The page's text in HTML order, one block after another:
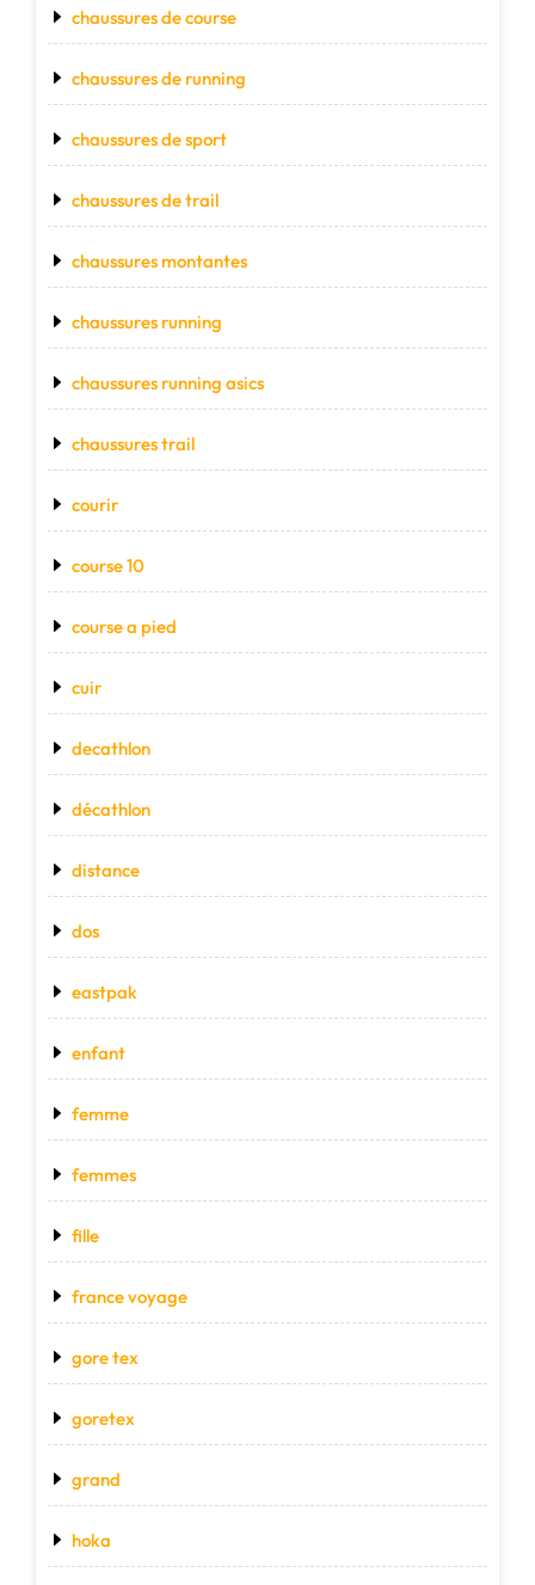
chaussures de course
chaussures de running
chaussures de sport
chaussures de trail
chaussures montantes
chaussures running
chaussures running asics
chaussures trail
courir
course 10
course a pied
cuir
decathlon
décathlon
distance
dos
eastpak
enfant
femme
femmes
fille
france voyage
gore tex
goretex
grand
hoka